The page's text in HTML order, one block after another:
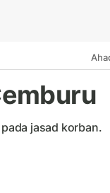
jasad korban.